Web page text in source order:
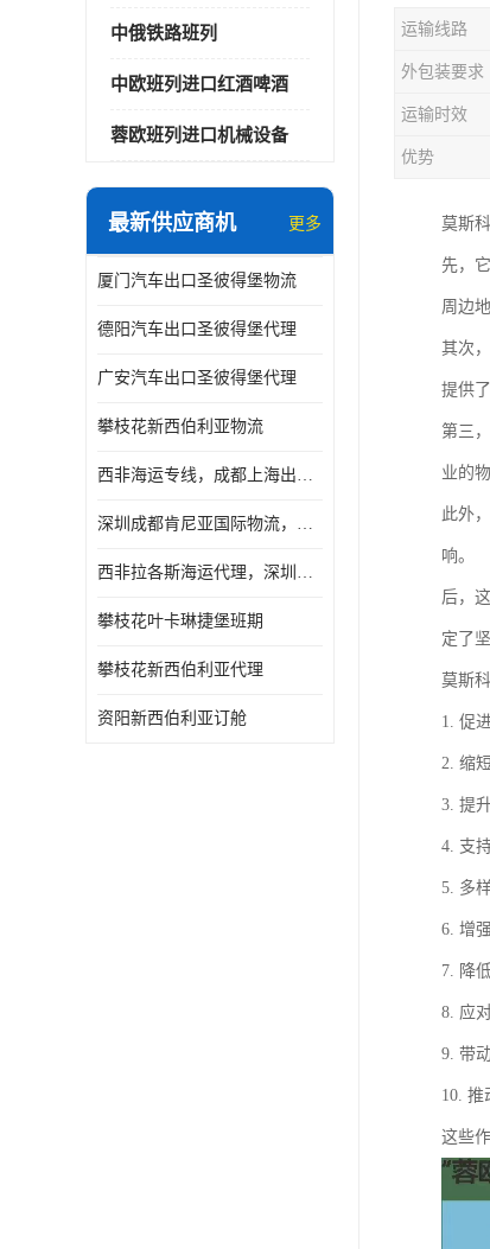
中俄铁路班列
中欧班列进口红酒啤酒
蓉欧班列进口机械设备
最新供应商机 更多
厦门汽车出口圣彼得堡物流
德阳汽车出口圣彼得堡代理
广安汽车出口圣彼得堡代理
攀枝花新西伯利亚物流
西非海运专线，成都上海出口纳米比亚海运
深圳成都肯尼亚国际物流，成都非洲物流公司
西非拉各斯海运代理，深圳成都拉各斯海运
攀枝花叶卡琳捷堡班期
攀枝花新西伯利亚代理
资阳新西伯利亚订舱
运输线路
外包装要求
运输时效
优势
莫斯
先，
周边
其次
提供
第三
业的
此外
响。
后，
定了
莫斯
1. 促
2. 缩
3. 提
4. 支
5. 多
6. 增
7. 降
8. 应
9. 带
10. 推
这些